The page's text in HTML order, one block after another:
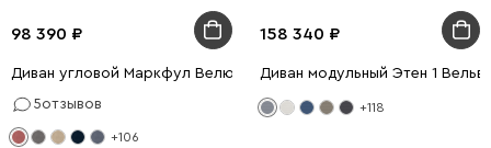
98 390
Диван угловой Маркфул Велюр Розовый
5отзывов
+106
158 340
Диван модульный Этен 1
+118